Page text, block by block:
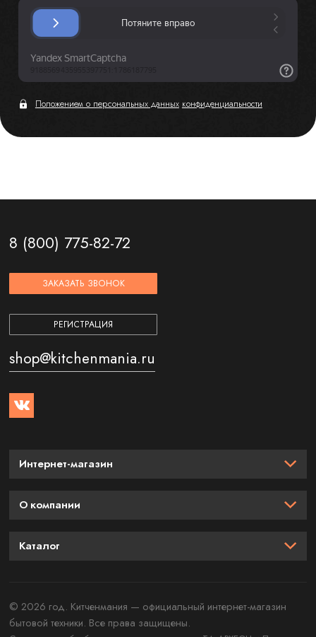
Положением о персональных данных конфиденциальности
8 (800) 775-82-72
ЗАКАЗАТЬ ЗВОНОК
РЕГИСТРАЦИЯ
shop@kitchenmania.ru
Интернет-магазин
О компании
Каталог
© 2026 год. Китченмания — официальный интернет-магазин
бытовой техники. Все права защищены.